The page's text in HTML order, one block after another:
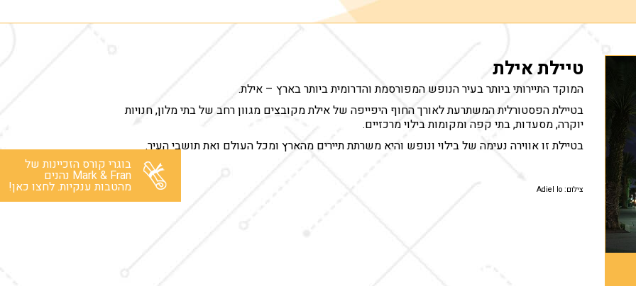
בוגרי קורס הזכיינות של
Mark & Fran נהנים
מהטבות ענקיות. לחצו כאן!
טיילת אילת
המוקד התיירותי ביותר בעיר הנופש המפורסמת והדרומית ביותר בארץ – אילת.
בטיילת הפסטורלית המשתרעת לאורך החוף היפייפה של אילת מקובצים מגוון רחב של בתי מלון, חנויות
יוקרה, מסעדות, בתי קפה ומקומות בילוי מרכזיים.
בטיילת זו אווירה נעימה של בילוי ונופש והיא משרתת תיירים מהארץ ומכל העולם ואת תושבי העיר.
צילום: Adiel lo